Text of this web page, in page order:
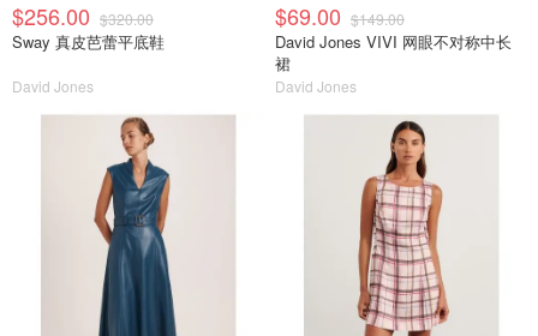
$256.00 $320.00
Sway 真皮芭蕾平底鞋
David Jones
$69.00 $149.00
David Jones VIVI 网眼不对称中长
裙
David Jones